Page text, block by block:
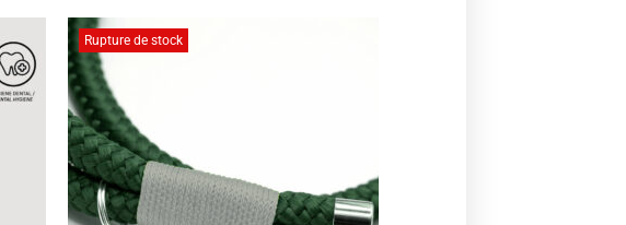
Rupture de stock